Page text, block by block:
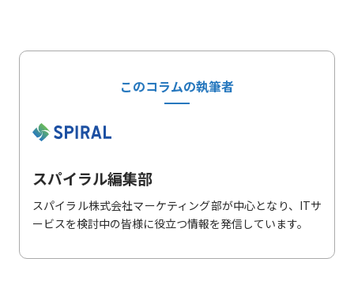
このコラムの執筆者
スパイラル編集部
スパイラル株式会社マーケティング部が中心となり、ITサ
ービスを検討中の皆様に役立つ情報を発信しています。